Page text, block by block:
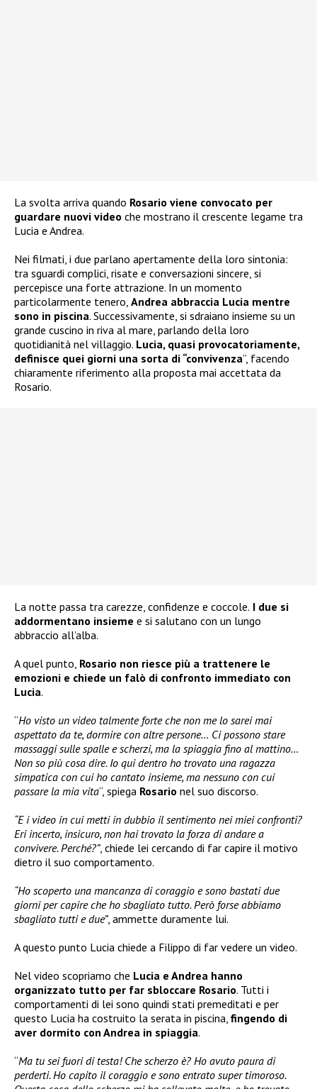
La svolta arriva quando Rosario viene convocato per
guardare nuovi video che mostrano il crescente legame tra
Lucia e Andrea.
Nei filmati, i due parlano apertamente della loro sintonia:
tra sguardi complici, risate e conversazioni sincere, si
percepisce una forte attrazione. In un momento
particolarmente tenero, Andrea abbraccia Lucia mentre
sono in piscina. Successivamente, si sdraiano insieme su un
grande cuscino in riva al mare, parlando della loro
quotidianità nel villaggio. Lucia, quasi provocatoriamente,
definisce quei giorni una sorta di “convivenza”, facendo
chiaramente riferimento alla proposta mai accettata da
Rosario.
La notte passa tra carezze, confidenze e coccole. I due si
addormentano insieme e si salutano con un lungo
abbraccio all’alba.
A quel punto, Rosario non riesce più a trattenere le
emozioni e chiede un falò di confronto immediato con
Lucia.
“Ho visto un video talmente forte che non me lo sarei mai
aspettato da te, dormire con altre persone… Ci possono stare
massaggi sulle spalle e scherzi, ma la spiaggia fino al mattino…
Non so più cosa dire. Io qui dentro ho trovato una ragazza
simpatica con cui ho cantato insieme, ma nessuno con cui
passare la mia vita“, spiega Rosario nel suo discorso.
“E i video in cui metti in dubbio il sentimento nei miei confronti?
Eri incerto, insicuro, non hai trovato la forza di andare a
convivere. Perché?”, chiede lei cercando di far capire il motivo
dietro il suo comportamento.
“Ho scoperto una mancanza di coraggio e sono bastati due
giorni per capire che ho sbagliato tutto. Però forse abbiamo
sbagliato tutti e due”, ammette duramente lui.
A questo punto Lucia chiede a Filippo di far vedere un video.
Nel video scopriamo che Lucia e Andrea hanno
organizzato tutto per far sbloccare Rosario. Tutti i
comportamenti di lei sono quindi stati premeditati e per
questo Lucia ha costruito la serata in piscina, fingendo di
aver dormito con Andrea in spiaggia.
“Ma tu sei fuori di testa! Che scherzo è? Ho avuto paura di
perderti. Ho capito il coraggio e sono entrato super timoroso.